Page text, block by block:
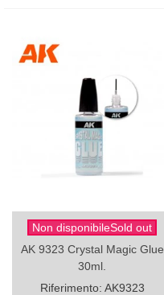
Non disponibileSold out
AK 9323 Crystal Magic Glue
30ml.
Riferimento: AK9323